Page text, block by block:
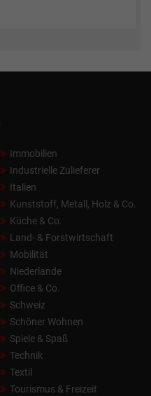
Immobilien
Industrielle Zulieferer
Italien
Kunststoff, Metall, Holz & Co.
Küche & Co.
Land- & Forstwirtschaft
Mobilität
Niederlande
Office & Co.
Schweiz
Schöner Wohnen
Spiele & Spaß
Technik
Textil
Tourismus & Freizeit